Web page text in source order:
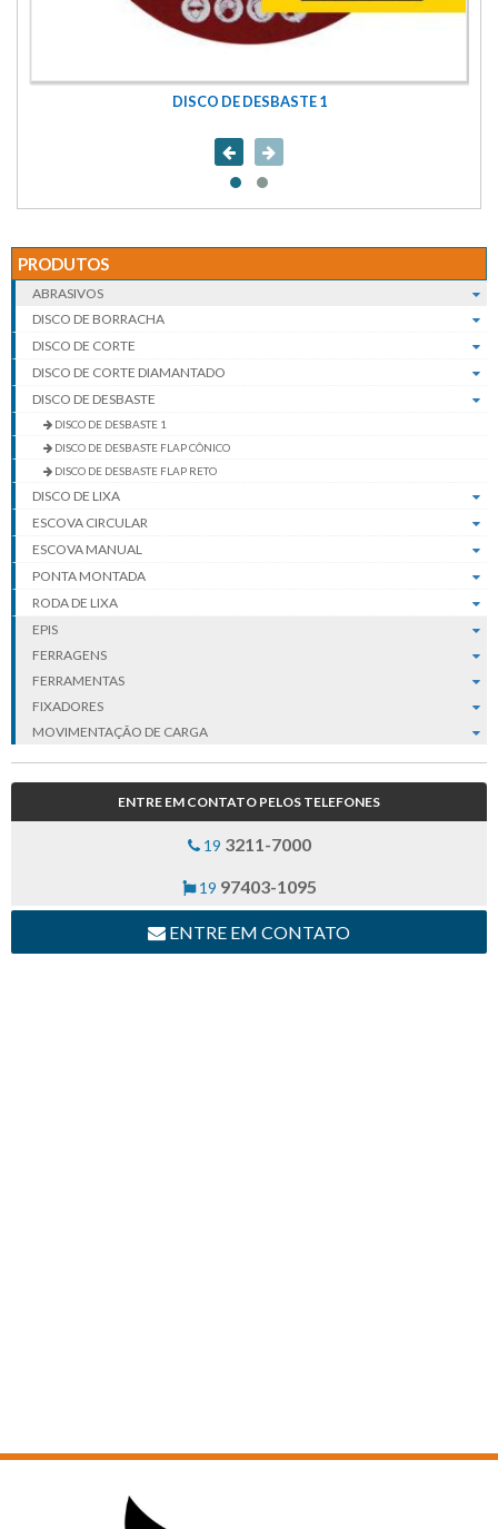
DISCO DE DESBASTE 1
PRODUTOS
ABRASIVOS
DISCO DE BORRACHA
DISCO DE CORTE
DISCO DE CORTE DIAMANTADO
DISCO DE DESBASTE
DISCO DE DESBASTE 1
DISCO DE DESBASTE FLAP CÔNICO
DISCO DE DESBASTE FLAP RETO
DISCO DE LIXA
ESCOVA CIRCULAR
ESCOVA MANUAL
PONTA MONTADA
RODA DE LIXA
EPIS
FERRAGENS
FERRAMENTAS
FIXADORES
MOVIMENTAÇÃO DE CARGA
ENTRE EM CONTATO PELOS TELEFONES
19 3211-7000
19 97403-1095
ENTRE EM CONTATO